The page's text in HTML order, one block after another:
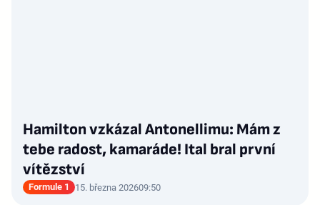
Hamilton vzkázal Antonellimu: Mám z
tebe radost, kamaráde! Ital bral první
vítězství
Formule 1 15. března 202609:50